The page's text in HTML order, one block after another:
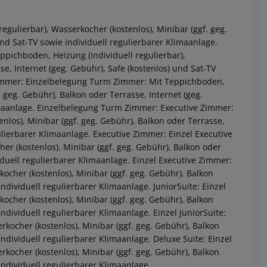
Wasserkocher (kostenlos), Minibar (ggf. geg.
Sat-TV sowie individuell regulierbarer Klimaanlage.
Heizung (individuell regulierbar),
Internet (geg. Gebühr), Safe (kostenlos) und Sat-TV
Einzelbelegung Turm Zimmer: Mit Teppichboden,
Gebühr), Balkon oder Terrasse, Internet (geg.
Einzelbelegung Turm Zimmer: Executive Zimmer:
Minibar (ggf. geg. Gebühr), Balkon oder Terrasse,
Klimaanlage. Executive Zimmer: Einzel Executive
(kostenlos), Minibar (ggf. geg. Gebühr), Balkon oder
regulierbarer Klimaanlage. Einzel Executive Zimmer:
(kostenlos), Minibar (ggf. geg. Gebühr), Balkon
regulierbarer Klimaanlage. JuniorSuite: Einzel
(kostenlos), Minibar (ggf. geg. Gebühr), Balkon
regulierbarer Klimaanlage. Einzel JuniorSuite:
(kostenlos), Minibar (ggf. geg. Gebühr), Balkon
regulierbarer Klimaanlage. Deluxe Suite: Einzel
(kostenlos), Minibar (ggf. geg. Gebühr), Balkon